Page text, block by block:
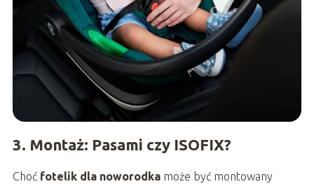
3. Montaż: Pasami czy ISOFIX?
Choć fotelik dla noworodkamoże być montowany